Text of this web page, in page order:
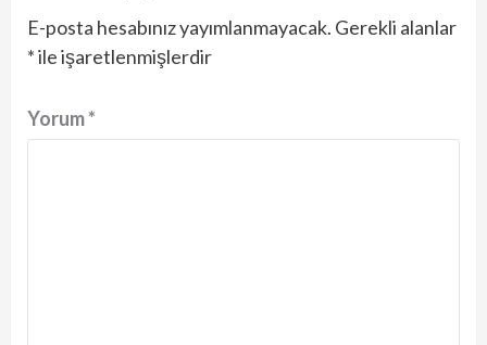
E-posta hesabınız yayımlanmayacak. Gerekli alanlar
*ile işaretlenmişlerdir
Yorum*